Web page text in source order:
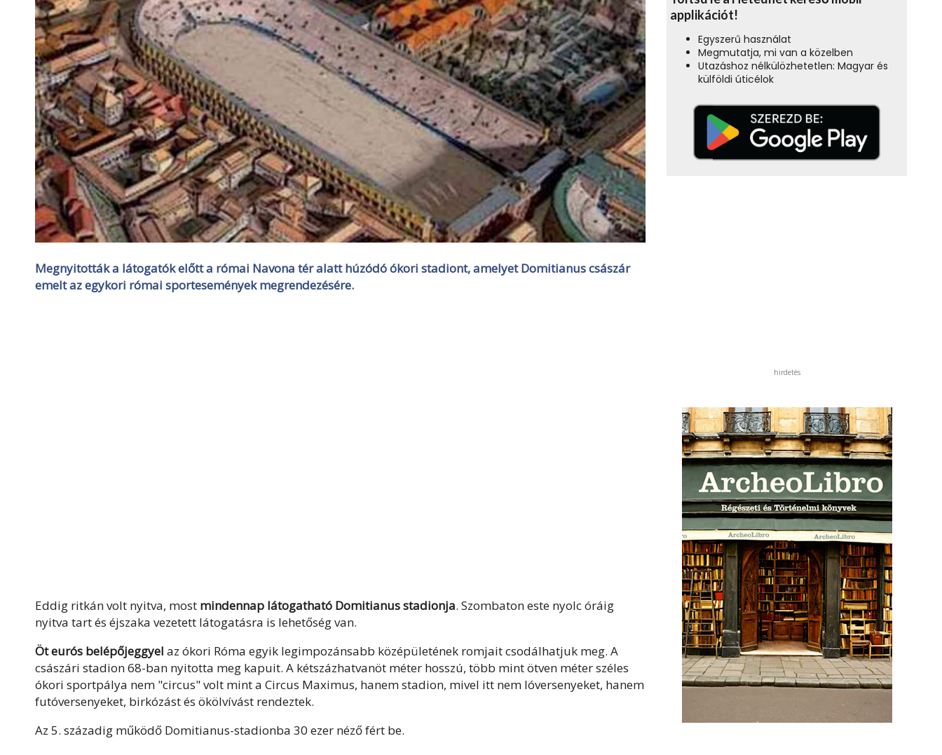
Megnyitották a látogatók előtt a római Navona tér alatt húzódó ókori stadiont, amelyet Domitianus császár
emelt az egykori római sportesemények megrendezésére.
Eddig ritkán volt nyitva, most mindennap látogatható Domitianus stadionja. Szombaton este nyolc óráig
nyitva tart és éjszaka vezetett látogatásra is lehetőség van.
Öt eurós belépőjeggyel az ókori Róma egyik legimpozánsabb középületének romjait csodálhatjuk meg. A
császári stadion 68-ban nyitotta meg kapuit. A kétszázhatvanöt méter hosszú, több mint ötven méter széles
ókori sportpálya nem "circus" volt mint a Circus Maximus, hanem stadion, mivel itt nem lóversenyeket, hanem
futóversenyeket, birkózást és ökölvívást rendeztek.
Az 5. századig működő Domitianus-stadionba 30 ezer néző fért be.
applikációt!
Egyszerű használat
Megmutatja, mi van a közelben
Utazáshoz nélkülözhetetlen: Magyar és
külföldi úticélok
hirdetés